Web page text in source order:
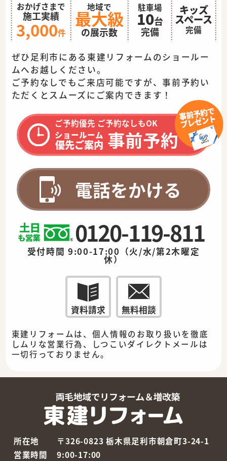
おかげさまで
施工実績
3,000件
地域で
最大級
の展示数
駐車場
10台
完備
キッズ
スペース
完備
ぜひ足利市にある東建リフォームのショールー
ムへお越しください。
ご予約なしでもご来店可能ですが、事前予約い
ただくとスムーズに ご案内できます！
ご予約優先 ご予約なしもOK
ショールーム
優先ご案内 事前予約
電話をかける
0120-119-811
受付時間 9:00-17:00（火/水/第2木曜定
休）
資料請求 無料相談
東建リフォームは、個人情報のお取り扱いを徹底
しムリな営業行為、しつこいダイレクトメールは
一切行っておりません。
所在地
〒326-0823 栃木県足利市朝倉町3-24-1
営業時間
9:00-17:00